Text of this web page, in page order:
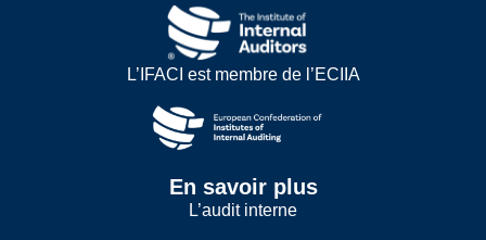
L’IFACI est membre de l’ECIIA
En savoir plus
L’audit interne